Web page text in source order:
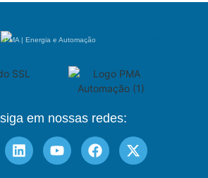
PMA | Energia e Automação
em nossas redes: